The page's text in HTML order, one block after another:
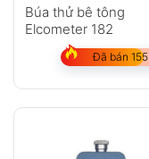
Búa thử bê tông
Elcometer 182
Đã bán 155